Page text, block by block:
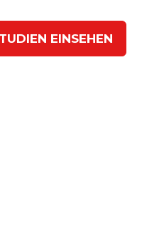
EINSEHEN